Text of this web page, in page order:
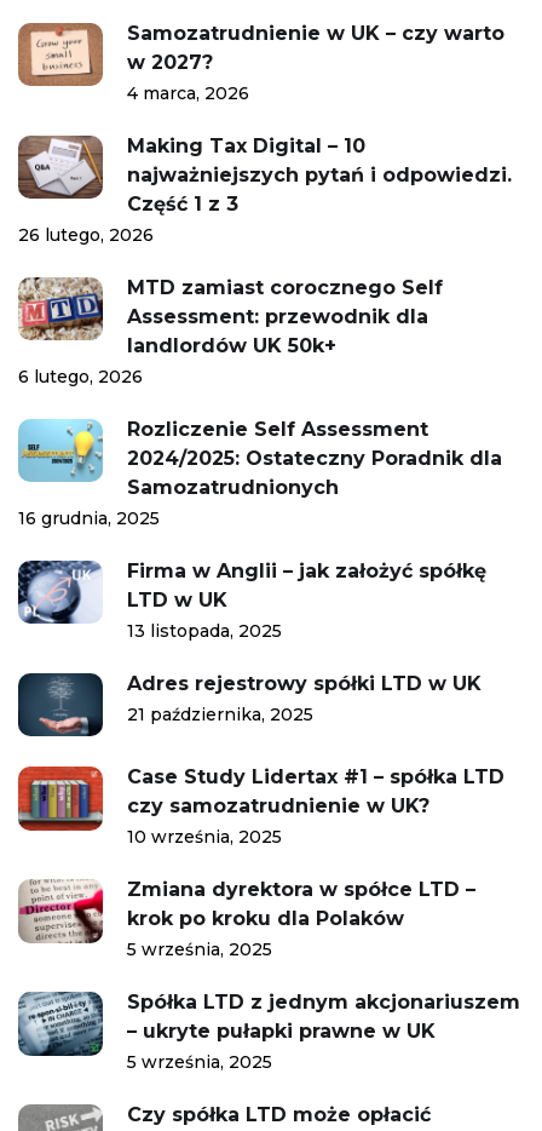
Samozatrudnienie w UK – czy warto
w 2027?
4 marca, 2026
Making Tax Digital – 10
najważniejszych pytań i odpowiedzi.
Część 1 z 3
26 lutego, 2026
MTD zamiast corocznego Self
Assessment: przewodnik dla
landlordów UK 50k+
6 lutego, 2026
Rozliczenie Self Assessment
2024/2025: Ostateczny Poradnik dla
Samozatrudnionych
16 grudnia, 2025
Firma w Anglii – jak założyć spółkę
LTD w UK
13 listopada, 2025
Adres rejestrowy spółki LTD w UK
21 października, 2025
Case Study Lidertax #1 – spółka LTD
czy samozatrudnienie w UK?
10 września, 2025
Zmiana dyrektora w spółce LTD –
krok po kroku dla Polaków
5 września, 2025
Spółka LTD z jednym akcjonariuszem
– ukryte pułapki prawne w UK
5 września, 2025
Czy spółka LTD może opłacić